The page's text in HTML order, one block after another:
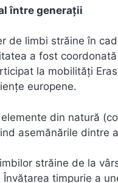
între generații
de limbi străine în
a fost
la mobilități
europene.
din natură
asemănările dintre
străine de la
timpurie a